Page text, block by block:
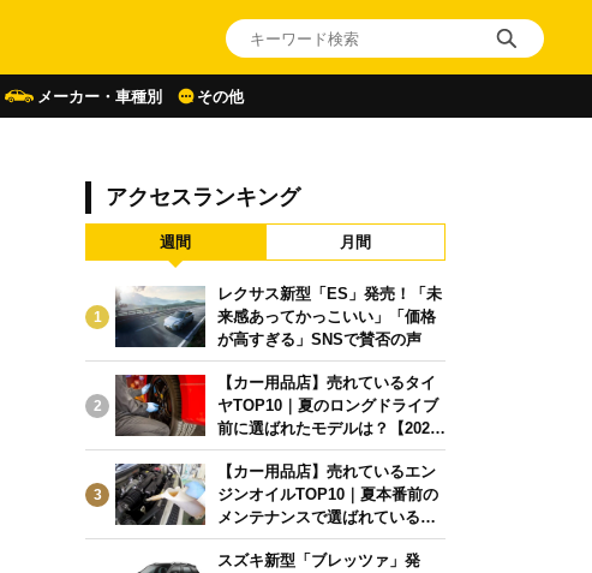
メーカー・車種別 その他
アクセスランキング
週間 月間
1
レクサス新型「ES」発売！「未
来感あってかっこいい」「価格
が高すぎる」SNSで賛否の声
2
【カー用品店】売れているタイ
ヤTOP10｜夏のロングドライブ
前に選ばれたモデルは？【2026
年6月版】
3
【カー用品店】売れているエン
ジンオイルTOP10｜夏本番前の
メンテナンスで選ばれている人
気モデルは？【2026年6月版】
スズキ新型「ブレッツァ」発